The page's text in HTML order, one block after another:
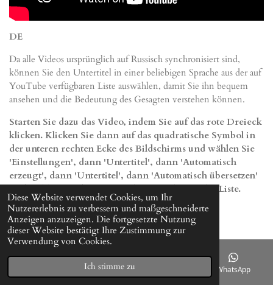
Diese Website verwendet Cookies, um Ihr
Nutzererlebnis zu verbessern und maßgeschneiderte
Anzeigen anzuzeigen. Die fortgesetzte Nutzung
dieser Website bestätigt Ihre Zustimmung zur
Verwendung von Cookies.
Ich stimme zu
DE
Da alle Videos ursprünglich auf Russisch synchronisiert sind,
können Sie den Untertitel in einer beliebigen Sprache aus der auf
YouTube verfügbaren Liste auswählen, damit Sie ihn bequem
ansehen und die Bedeutung des Gesagten verstehen können.
Starten Sie dazu das Video, indem Sie auf das rote Dreieck
klicken. Klicken Sie dann auf das quadratische Symbol in
der unteren rechten Ecke des Bildschirms und wählen Sie
'Einstellungen', dann 'Untertitel', dann 'Automatisch
erzeugt', dann 'Untertitel', dann 'Automatisch übersetzen'
und wählen Sie die gewünschte Sprache aus der Liste.
ENG
Since all videos are originally dubbed in Russian, for ease of
viewing and understanding the meaning of what is said, you can
Telefon WhatsApp